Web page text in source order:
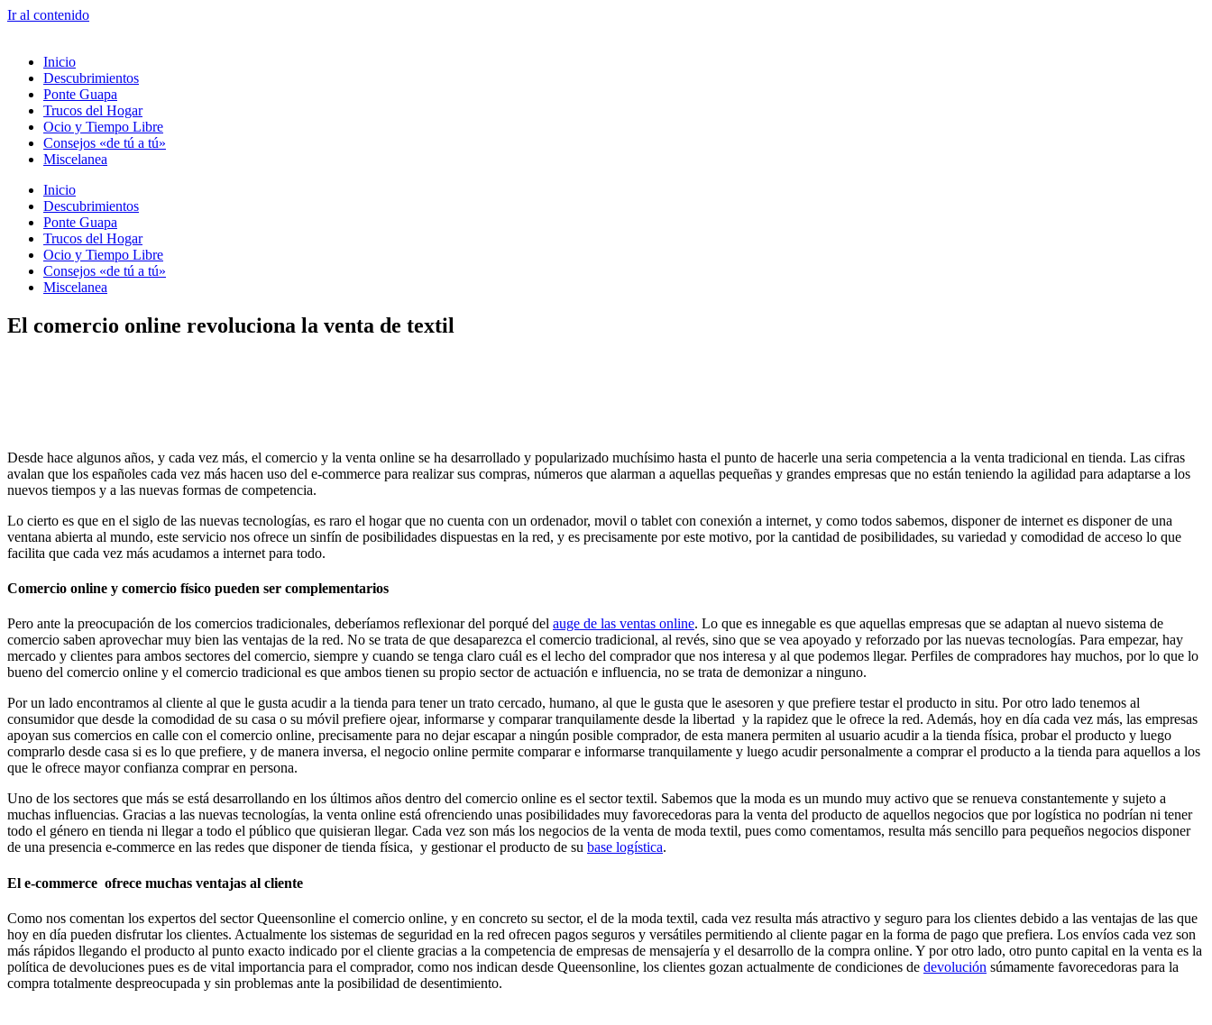
Ir al contenido
Inicio
Descubrimientos
Ponte Guapa
Trucos del Hogar
Ocio y Tiempo Libre
Consejos «de tú a tú»
Miscelanea
Inicio
Descubrimientos
Ponte Guapa
Trucos del Hogar
Ocio y Tiempo Libre
Consejos «de tú a tú»
Miscelanea
El comercio online revoluciona la venta de textil
Desde hace algunos años, y cada vez más, el comercio y la venta online se ha desarrollado y popularizado muchísimo hasta el punto de hacerle una seria competencia a la venta tradicional en tienda. Las cifras
avalan que los españoles cada vez más hacen uso del e-commerce para realizar sus compras, números que alarman a aquellas pequeñas y grandes empresas que no están teniendo la agilidad para adaptarse a los
nuevos tiempos y a las nuevas formas de competencia.
Lo cierto es que en el siglo de las nuevas tecnologías, es raro el hogar que no cuenta con un ordenador, movil o tablet con conexión a internet, y como todos sabemos, disponer de internet es disponer de una
ventana abierta al mundo, este servicio nos ofrece un sinfín de posibilidades dispuestas en la red, y es precisamente por este motivo, por la cantidad de posibilidades, su variedad y comodidad de acceso lo que
facilita que cada vez más acudamos a internet para todo.
Comercio online y comercio físico pueden ser complementarios
Pero ante la preocupación de los comercios tradicionales, deberíamos reflexionar del porqué del auge de las ventas online. Lo que es innegable es que aquellas empresas que se adaptan al nuevo sistema de
comercio saben aprovechar muy bien las ventajas de la red. No se trata de que desaparezca el comercio tradicional, al revés, sino que se vea apoyado y reforzado por las nuevas tecnologías. Para empezar, hay
mercado y clientes para ambos sectores del comercio, siempre y cuando se tenga claro cuál es el lecho del comprador que nos interesa y al que podemos llegar. Perfiles de compradores hay muchos, por lo que lo
bueno del comercio online y el comercio tradicional es que ambos tienen su propio sector de actuación e influencia, no se trata de demonizar a ninguno.
Por un lado encontramos al cliente al que le gusta acudir a la tienda para tener un trato cercado, humano, al que le gusta que le asesoren y que prefiere testar el producto in situ. Por otro lado tenemos al
consumidor que desde la comodidad de su casa o su móvil prefiere ojear, informarse y comparar tranquilamente desde la libertad y la rapidez que le ofrece la red. Además, hoy en día cada vez más, las empresas
apoyan sus comercios en calle con el comercio online, precisamente para no dejar escapar a ningún posible comprador, de esta manera permiten al usuario acudir a la tienda física, probar el producto y luego
comprarlo desde casa si es lo que prefiere, y de manera inversa, el negocio online permite comparar e informarse tranquilamente y luego acudir personalmente a comprar el producto a la tienda para aquellos a los
que le ofrece mayor confianza comprar en persona.
Uno de los sectores que más se está desarrollando en los últimos años dentro del comercio online es el sector textil. Sabemos que la moda es un mundo muy activo que se renueva constantemente y sujeto a
muchas influencias. Gracias a las nuevas tecnologías, la venta online está ofrenciendo unas posibilidades muy favorecedoras para la venta del producto de aquellos negocios que por logística no podrían ni tener
todo el género en tienda ni llegar a todo el público que quisieran llegar. Cada vez son más los negocios de la venta de moda textil, pues como comentamos, resulta más sencillo para pequeños negocios disponer
de una presencia e-commerce en las redes que disponer de tienda física, y gestionar el producto de su base logística.
El e-commerce ofrece muchas ventajas al cliente
Como nos comentan los expertos del sector Queensonline el comercio online, y en concreto su sector, el de la moda textil, cada vez resulta más atractivo y seguro para los clientes debido a las ventajas de las que
hoy en día pueden disfrutar los clientes. Actualmente los sistemas de seguridad en la red ofrecen pagos seguros y versátiles permitiendo al cliente pagar en la forma de pago que prefiera. Los envíos cada vez son
más rápidos llegando el producto al punto exacto indicado por el cliente gracias a la competencia de empresas de mensajería y el desarrollo de la compra online. Y por otro lado, otro punto capital en la venta es la
política de devoluciones pues es de vital importancia para el comprador, como nos indican desde Queensonline, los clientes gozan actualmente de condiciones de devolución súmamente favorecedoras para la
compra totalmente despreocupada y sin problemas ante la posibilidad de desentimiento.